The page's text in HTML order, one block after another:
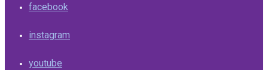
facebook
instagram
youtube